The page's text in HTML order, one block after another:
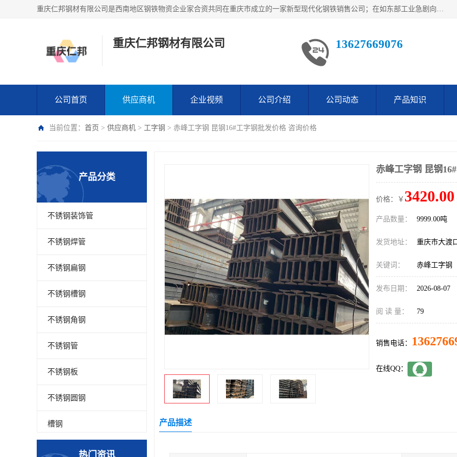
重庆仁邦钢材有限公司是西南地区钢铁物资企业家合资共同在重庆市成立的一家新型现代化钢铁销售公司；在如东部工业急剧向西部转移，西部大建工厂区及国家水利水电项目，我司力抓不断完善自我产品结构优化，让自己的钢铁产品广泛传播于这些大型再建项目
重庆仁邦钢材有限公司 13627669076
公司首页 供应商机 企业视频 公司介绍 公司动态 产品知识
当前位置： 首页 > 供应商机 > 工字钢 > 赤峰工字钢 昆钢16#工字钢批发价格 咨询价格
产品分类
不锈钢装饰管
不锈钢焊管
不锈钢扁钢
不锈钢槽钢
不锈钢角钢
不锈钢管
不锈钢板
不锈钢圆钢
槽钢
热门资讯
赤峰工字钢 昆钢
价格：￥ 3420.00
产品数量： 9999.00吨
发货地址： 重庆市大渡
关键词： 赤峰工字钢
发布日期： 2026-08-07
阅 读 量： 79
销售电话：
在线QQ：
产品描述